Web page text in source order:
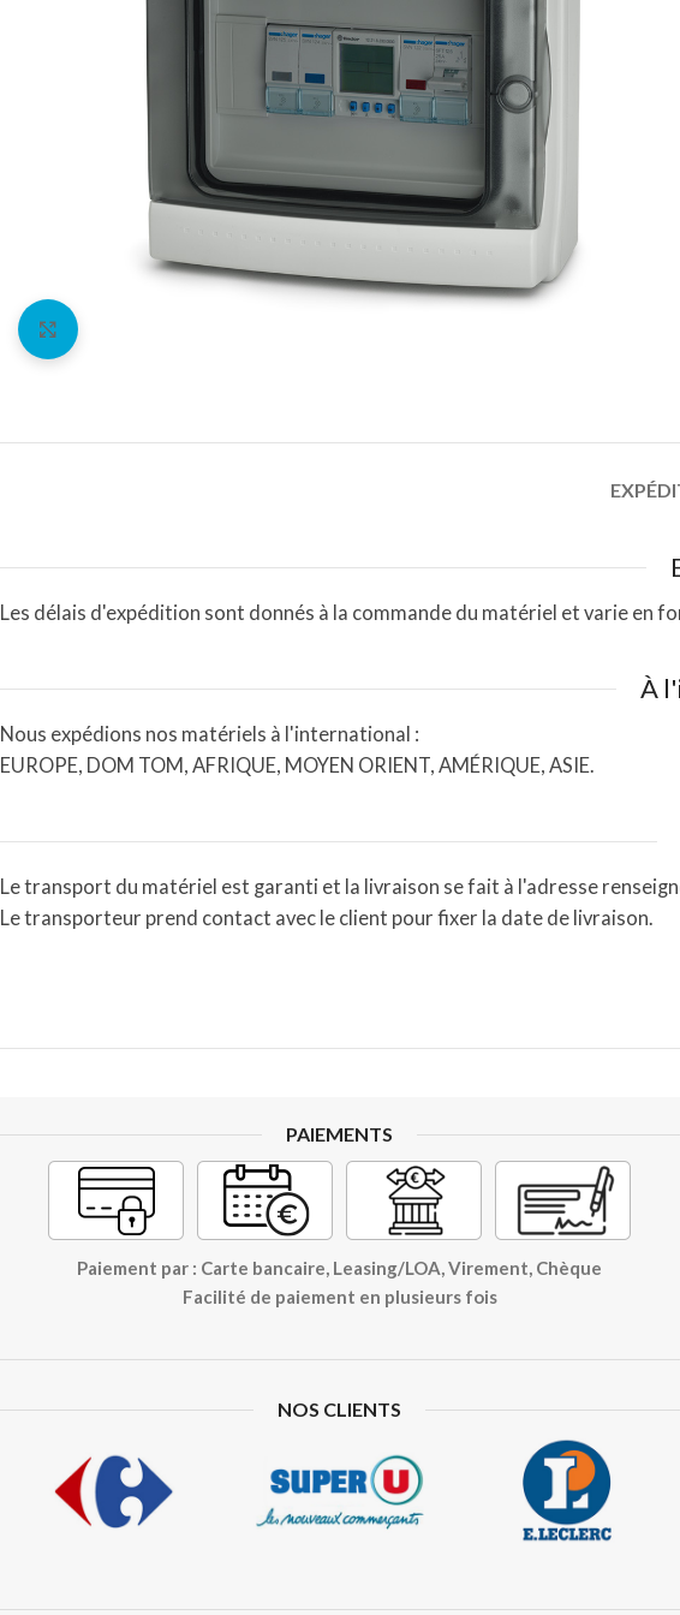
Les délais d'expédition sont donnés à la commande du matériel et varie en
À
Nous expédions nos matériels à l'international :
EUROPE, DOM TOM, AFRIQUE, MOYEN ORIENT, AMÉRIQUE, ASIE.
Le transport du matériel est garanti et la livraison se fait à l'adresse
Le transporteur prend contact avec le client pour fixer la date de livraison.
PAIEMENTS
Paiement par : Carte bancaire, Leasing/LOA, Virement, Chèque
Facilité de paiement en plusieurs fois
NOS CLIENTS